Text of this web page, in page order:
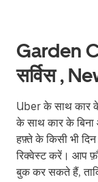
Garden
सर्विस ,
Uber के साथ कार
के साथ कार के
हफ़्ते के किसी भी
रिक्वेस्ट करें। आप
बुक कर सकते हैं,